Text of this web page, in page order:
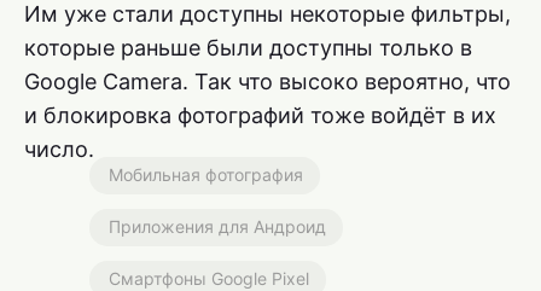
Им уже стали доступны некоторые фильтры,
которые раньше были доступны только в
Google Camera. Так что высоко вероятно, что
и блокировка фотографий тоже войдёт в их
число.
Мобильная фотография
Приложения для Андроид
Смартфоны Google Pixel